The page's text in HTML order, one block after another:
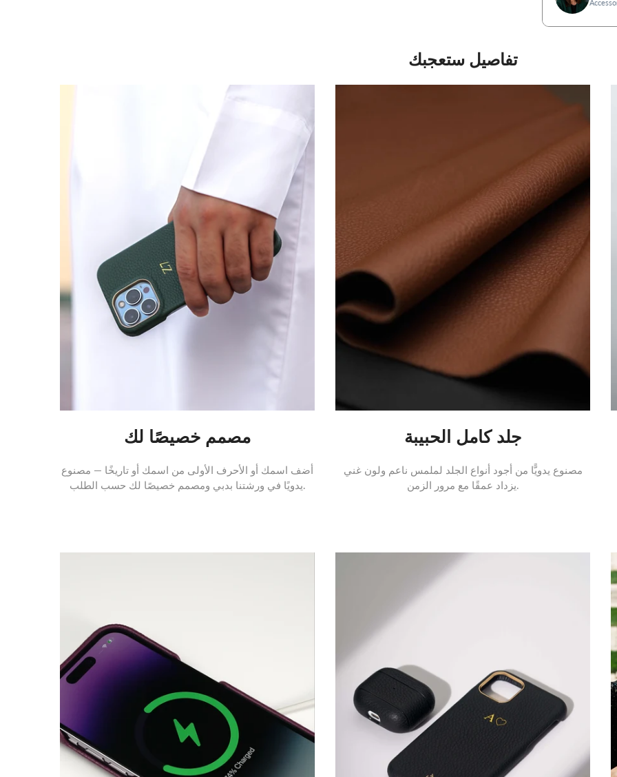
تفاصيل ستعجبك
مصمم خصيصًا لك
أضف اسمك أو الأحرف الأولى من اسمك أو تاريخًا — مصنوع
يدويًا في ورشتنا بدبي ومصمم خصيصًا لك حسب الطلب.
جلد كامل الحبيبة
مصنوع يدويًّا من أجود أنواع الجلد لملمس ناعم ولون غني
يزداد عمقًا مع مرور الزمن.